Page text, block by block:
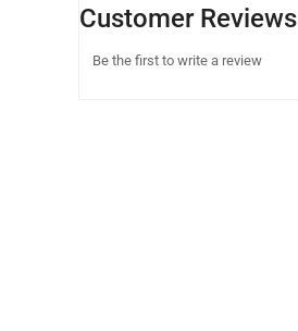
Customer Reviews
Be the first to write a review